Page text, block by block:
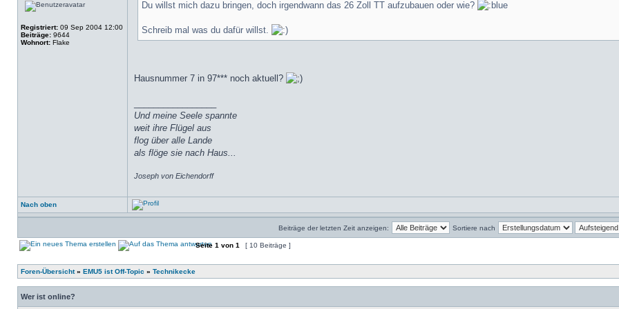
Registriert: 09 Sep 2004 12:00
Beiträge: 9644
Wohnort: Flake
Du willst mich dazu bringen, doch irgendwann das 26 Zoll TT aufzubauen oder wie?
Schreib mal was du dafür willst.
Hausnummer 7 in 97*** noch aktuell?
Und meine Seele spannte
weit ihre Flügel aus
flog über alle Lande
als flöge sie nach Haus...
Joseph von Eichendorff
Nach oben
Beiträge der letzten Zeit anzeigen: Sortiere nach
Seite 1 von 1 [ 10 Beiträge ]
Foren-Übersicht» EMU5 ist Off-Topic » Technikecke
Wer ist online?